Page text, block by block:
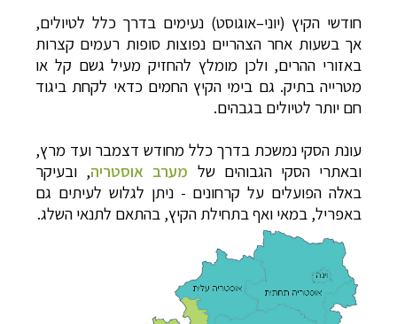
חודשי הקיץ (יוני–אוגוסט) נעימים בדרך כלל לטיולים,
אך בשעות אחר הצהריים נפוצות סופות רעמים קצרות
באזורי ההרים, ולכן מומלץ להחזיק מעיל גשם קל או
מטרייה בתיק. גם בימי הקיץ החמים כדאי לקחת ביגוד
חם יותר לטיולים בגבהים.
עונת הסקי נמשכת בדרך כלל מחודש דצמבר ועד מרץ,
ובאתרי הסקי הגבוהים של מערב אוסטריה, ובעיקר
באלה הפועלים על קרחונים - ניתן לגלוש לעיתים גם
באפריל, במאי ואף בתחילת הקיץ, בהתאם לתנאי השלג.